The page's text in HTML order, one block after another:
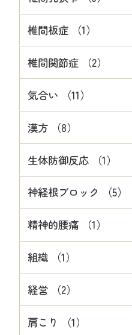
椎間板症 （1）
椎間関節症 （2）
気合い （11）
漢方 （8）
生体防御反応 （1）
神経根ブロック （5）
精神的腰痛 （1）
組織 （1）
経営 （2）
肩こり （1）